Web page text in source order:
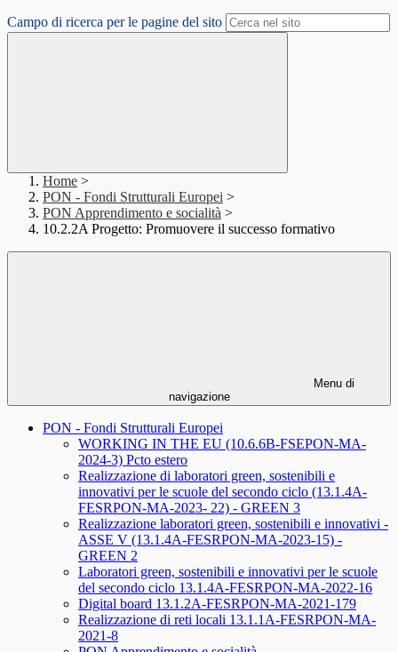
Campo di ricerca per le pagine del sito
Home >
PON - Fondi Strutturali Europei >
PON Apprendimento e socialità >
10.2.2A Progetto: Promuovere il successo formativo
Menu di
navigazione
PON - Fondi Strutturali Europei
WORKING IN THE EU (10.6.6B-FSEPON-MA-
2024-3) Pcto estero
Realizzazione di laboratori green, sostenibili e
innovativi per le scuole del secondo ciclo (13.1.4A-
FESRPON-MA-2023- 22) - GREEN 3
Realizzazione laboratori green, sostenibili e innovativi -
ASSE V (13.1.4A-FESRPON-MA-2023-15) -
GREEN 2
Laboratori green, sostenibili e innovativi per le scuole
del secondo ciclo 13.1.4A-FESRPON-MA-2022-16
Digital board 13.1.2A-FESRPON-MA-2021-179
Realizzazione di reti locali 13.1.1A-FESRPON-MA-
2021-8